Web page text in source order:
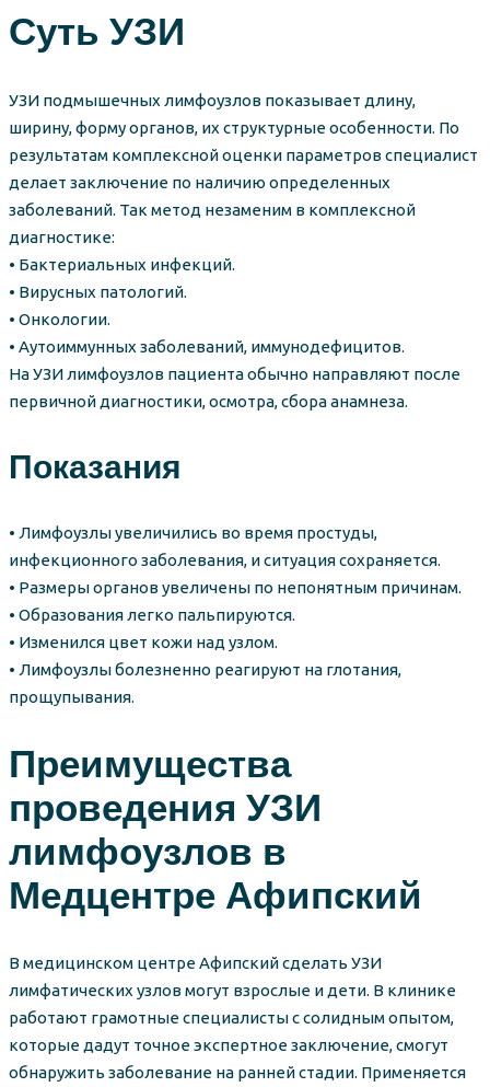
Суть УЗИ
УЗИ подмышечных лимфоузлов показывает длину,
ширину, форму органов, их структурные особенности. По
результатам комплексной оценки параметров специалист
делает заключение по наличию определенных
заболеваний. Так метод незаменим в комплексной
диагностике:
• Бактериальных инфекций.
• Вирусных патологий.
• Онкологии.
• Аутоиммунных заболеваний, иммунодефицитов.
На УЗИ лимфоузлов пациента обычно направляют после
первичной диагностики, осмотра, сбора анамнеза.
Показания
• Лимфоузлы увеличились во время простуды,
инфекционного заболевания, и ситуация сохраняется.
• Размеры органов увеличены по непонятным причинам.
• Образования легко пальпируются.
• Изменился цвет кожи над узлом.
• Лимфоузлы болезненно реагируют на глотания,
прощупывания.
Преимущества
проведения УЗИ
лимфоузлов в
Медцентре Афипский
В медицинском центре Афипский сделать УЗИ
лимфатических узлов могут взрослые и дети. В клинике
работают грамотные специалисты с солидным опытом,
которые дадут точное экспертное заключение, смогут
обнаружить заболевание на ранней стадии. Применяется